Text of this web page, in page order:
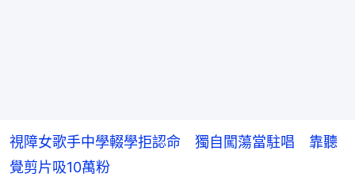
視障女歌手中學輟學拒認命 獨自闖蕩當駐唱 靠聽
覺剪片吸10萬粉